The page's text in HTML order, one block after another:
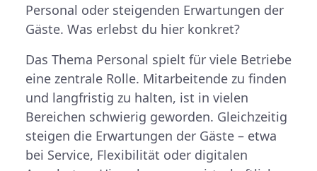
Personal oder steigenden Erwartungen der
Gäste. Was erlebst du hier konkret?
Das Thema Personal spielt für viele Betriebe
eine zentrale Rolle. Mitarbeitende zu finden
und langfristig zu halten, ist in vielen
Bereichen schwierig geworden. Gleichzeitig
steigen die Erwartungen der Gäste – etwa
bei Service, Flexibilität oder digitalen